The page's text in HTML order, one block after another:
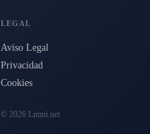
LEGAL
Aviso Legal
Privacidad
Cookies
© 2026 Limni.net